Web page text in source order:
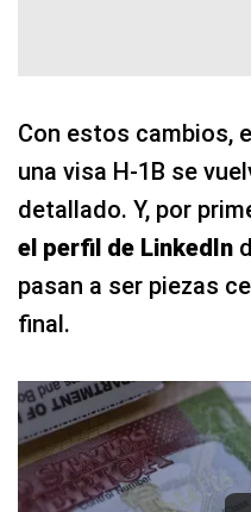
Con estos cambios,
una visa H-1B se
detallado. Y, por
el perfil de LinkedIn
pasan a ser piezas
final.